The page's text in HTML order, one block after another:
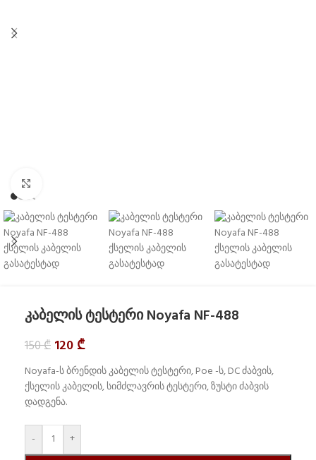
კაბელის ტესტერი Noyafa NF-488
150₾ 120 ₾
Noyafa-ს ბრენდის კაბელის ტესტერი, Poe -ს, DC ძაბვის,
ქსელის კაბელის, სიმძლავრის ტესტერი, ზუსტი ძაბვის
დადგენა.
- +